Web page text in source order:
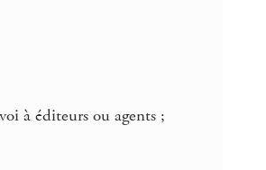
à éditeurs ou agents ;